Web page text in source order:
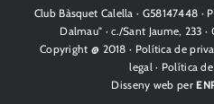
Club Bàsquet Calella · G58147448
Dalmau" · c./Sant Jaume, 233
Copyright @ 2018 · Política de
legal· Política
Disseny web per